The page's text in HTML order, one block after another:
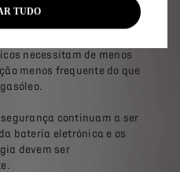
DS e beneficia de todas as
tecnologia de propulsão
necessitam de menos
menos frequente do que
continuam a ser
bateria eletrónica e os
devem ser
TUDO